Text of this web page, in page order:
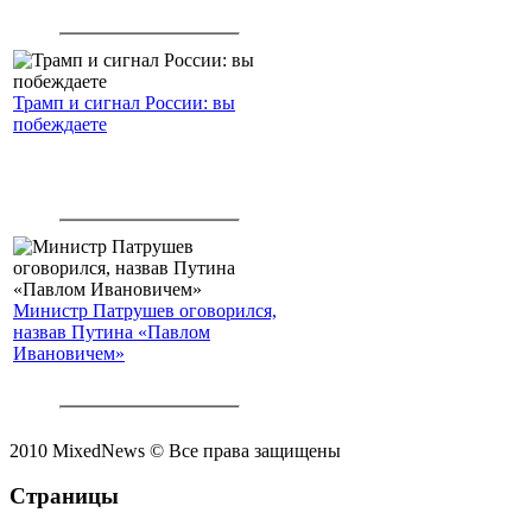
Трамп и сигнал России: вы
побеждаете
Министр Патрушев оговорился,
назвав Путина «Павлом
Ивановичем»
2010 MixedNews © Все права защищены
Страницы